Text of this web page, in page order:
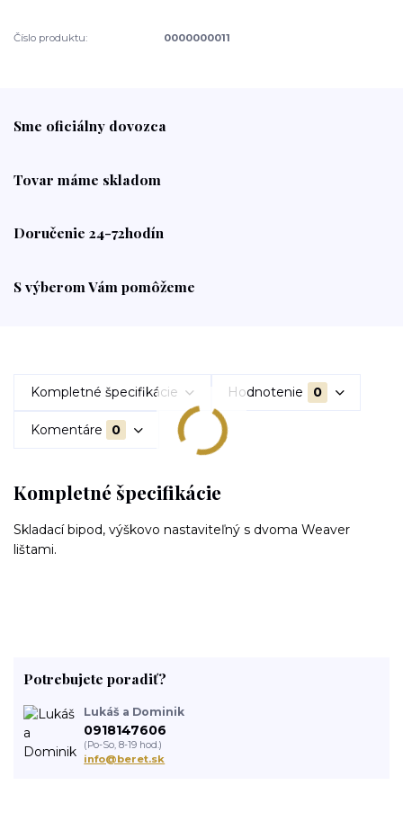
Číslo produktu: 0000000011
Sme oficiálny dovozca
Tovar máme skladom
Doručenie 24-72hodín
S výberom Vám pomôžeme
Kompletné špecifikácie Hodnotenie 0
Komentáre 0
Kompletné špecifikácie
Skladací bipod, výškovo nastaviteľný s dvoma Weaver
lištami.
Potrebujete poradiť?
Lukáš a Dominik
0918147606
(Po-So, 8-19 hod.)
info@beret.sk